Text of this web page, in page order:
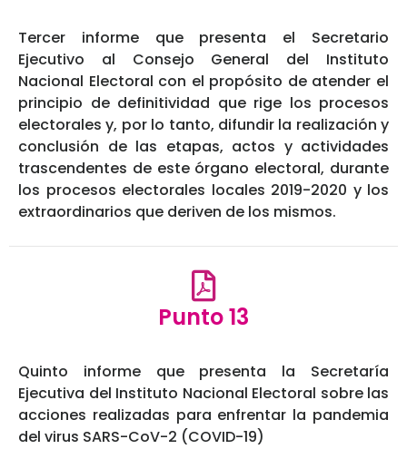
Tercer informe que presenta el Secretario
Ejecutivo al Consejo General del Instituto
Nacional Electoral con el propósito de atender el
principio de definitividad que rige los procesos
electorales y, por lo tanto, difundir la realización y
conclusión de las etapas, actos y actividades
trascendentes de este órgano electoral, durante
los procesos electorales locales 2019-2020 y los
extraordinarios que deriven de los mismos.
Punto 13
Quinto informe que presenta la Secretaría
Ejecutiva del Instituto Nacional Electoral sobre las
acciones realizadas para enfrentar la pandemia
del virus SARS-CoV-2 (COVID-19)